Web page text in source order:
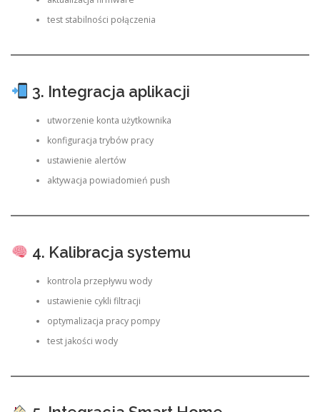
test stabilności połączenia
3. Integracja aplikacji
utworzenie konta użytkownika
konfiguracja trybów pracy
ustawienie alertów
aktywacja powiadomień push
4. Kalibracja systemu
kontrola przepływu wody
ustawienie cykli filtracji
optymalizacja pracy pompy
test jakości wody